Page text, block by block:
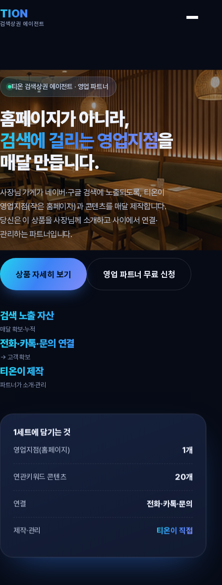
TION
검색상권 에이전트
티온 검색상권 에이전트 · 영업 파트너
홈페이지가 아니라,
검색에 걸리는 영업지점을
매달 만듭니다.
사장님 가게가 네이버·구글 검색에 노출되도록, 티온이
영업지점(작은 홈페이지)과 콘텐츠를 매달 제작합니다.
당신은 이 상품을 사장님께 소개하고 사이에서 연결·
관리하는 파트너입니다.
상품 자세히 보기 영업 파트너 무료 신청
검색 노출 자산
매달 확보·누적
전화·카톡·문의 연결
→ 고객 확보
티온이 제작
파트너가 소개·관리
1세트에 담기는 것
영업지점(홈페이지) 1개
연관키워드 콘텐츠 20개
연결 전화·카톡·문의
제작·관리 티온이 직접